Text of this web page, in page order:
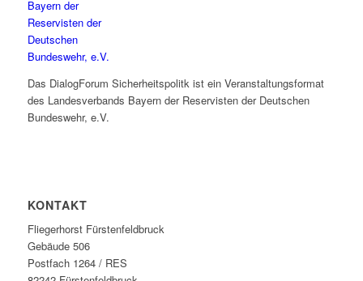
Das DialogForum Sicherheitspolitk ist ein Veranstaltungsformat
des Landesverbands Bayern der Reservisten der Deutschen
Bundeswehr, e.V.
KONTAKT
Fliegerhorst Fürstenfeldbruck
Gebäude 506
Postfach 1264 / RES